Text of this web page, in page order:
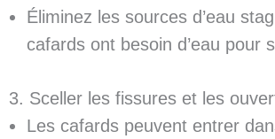
Éliminez les sources d’eau
cafards ont besoin d’eau pour
3. Sceller les fissures et les
Les cafards peuvent entrer